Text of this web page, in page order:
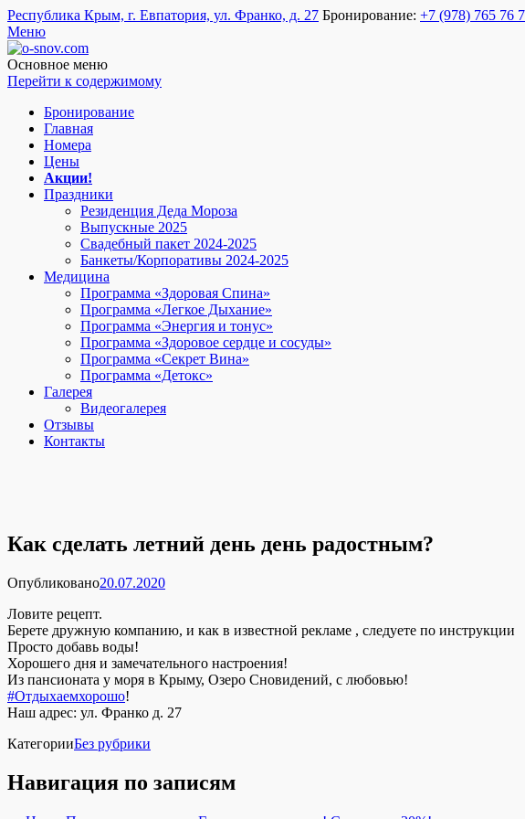
Республика Крым, г. Евпатория, ул. Франко, д. 27 Бронирование: +7 (978) 765 76
Меню
o-snov.com
Пансионат Евпатории - Озеро сновидений. Гостиница у моря в Евпатории.
пожаловать!
Основное меню
Перейти к содержимому
Бронирование
Главная
Номера
Цены
Акции!
Праздники
Резиденция Деда Мороза
Выпускные 2025
Свадебный пакет 2024-2025
Банкеты/Корпоративы 2024-2025
Медицина
Программа «Здоровая Спина»
Программа «Легкое Дыхание»
Программа «Энергия и тонус»
Программа «Здоровое сердце и сосуды»
Программа «Секрет Вина»
Программа «Детокс»
Галерея
Видеогалерея
Отзывы
Контакты
Как сделать летний день день радостным?
Опубликовано20.07.2020
Ловите рецепт.
Берете дружную компанию, и как в известной рекламе , следуете по инструкции
Просто добавь воды!
Хорошего дня и замечательного настроения!
Из пансионата у моря в Крыму, Озеро Сновидений, с любовью!
#Отдыхаемхорошо!
Наш адрес: ул. Франко д. 27
КатегорииБез рубрики
Навигация по записям